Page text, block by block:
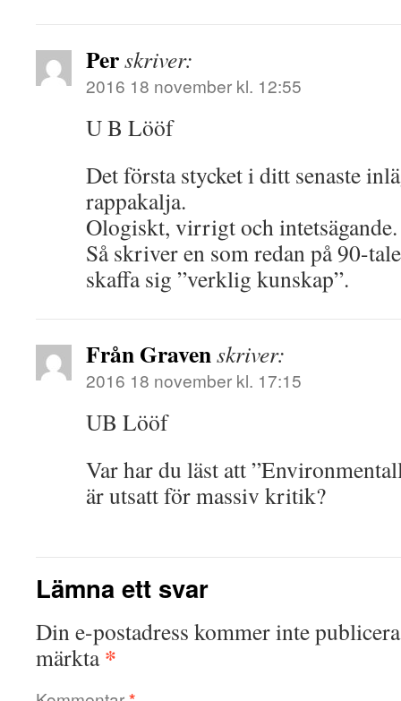
Perskriver:
2016 18 november kl. 12:55
U B Lööf
Det första stycket i ditt senaste
rappakalja.
Ologiskt, virrigt och intetsägande.
Så skriver en som redan på 90-
skaffa sig ”verklig kunskap”.
Från Gravenskriver:
2016 18 november kl. 17:15
UB Lööf
Var har du läst att
är utsatt för massiv kritik?
Lämna ett svar
Din e-postadress kommer inte
märkta*